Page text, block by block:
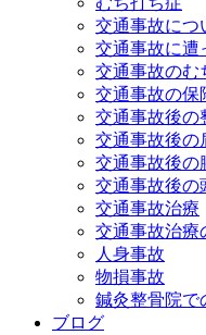
交通事故につ
交通事故に遭
交通事故のむ
交通事故の保
交通事故後の
交通事故後の
交通事故後の
交通事故後の
交通事故治療
交通事故治療
人身事故
物損事故
鍼灸整骨院で
ブログ